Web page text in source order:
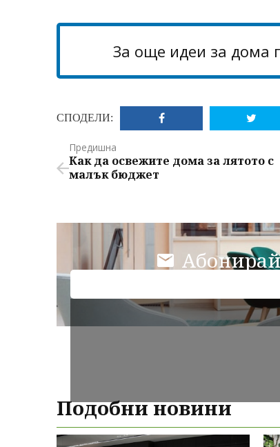
За още идеи за дома
СПОДЕЛИ:
Предишна
Как да освежите дома за лятото с
малък бюджет
Подобни новини